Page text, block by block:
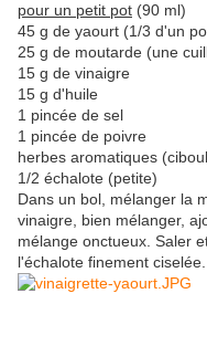
pour un petit pot (90 ml)
45 g de yaourt (1/3 d'un
25 g de moutarde (une
15 g de vinaigre
15 g d'huile
1 pincée de sel
1 pincée de poivre
herbes aromatiques
1/2 échalote (petite)
Dans un bol, mélanger la
vinaigre, bien mélanger,
mélange onctueux. Saler
l'échalote finement ciselée.